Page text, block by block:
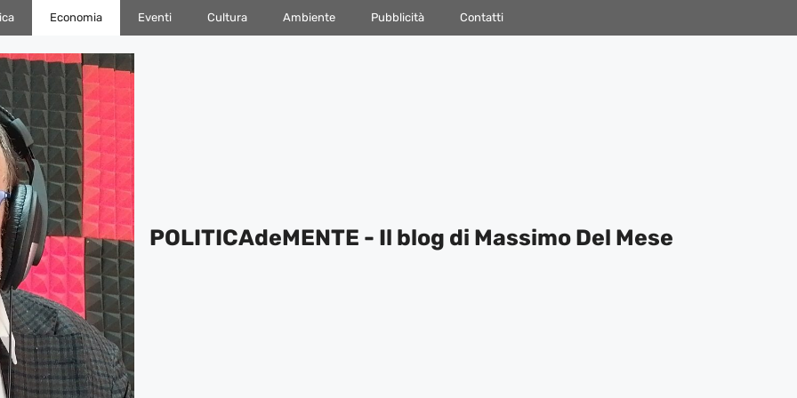
Economia Eventi Cultura Ambiente Pubblicità Contatti
POLITICAdeMENTE - Il blog di Massimo Del Mese